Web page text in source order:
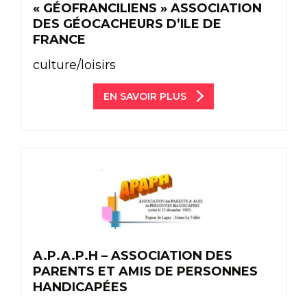
« GÉOFRANCILIENS » ASSOCIATION
DES GÉOCACHEURS D’ILE DE
FRANCE
culture/loisirs
EN SAVOIR PLUS
A.P.A.P.H – ASSOCIATION DES
PARENTS ET AMIS DE PERSONNES
HANDICAPÉES